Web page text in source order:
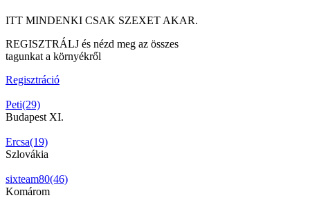
ITT MINDENKI CSAK SZEXET AKAR.
REGISZTRÁLJ és nézd meg az összes
tagunkat a környékről
Regisztráció
Peti(29)
Budapest XI.
Ercsa(19)
Szlovákia
sixteam80(46)
Komárom